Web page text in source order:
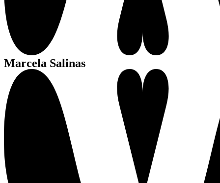
Marcela Salinas